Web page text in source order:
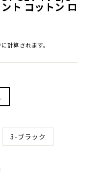
ト コットン ロ
計算されます。
3-ブラック